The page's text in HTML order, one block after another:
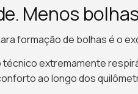
Menos
formação de bolhas é o
técnico extremamente
ao longo dos